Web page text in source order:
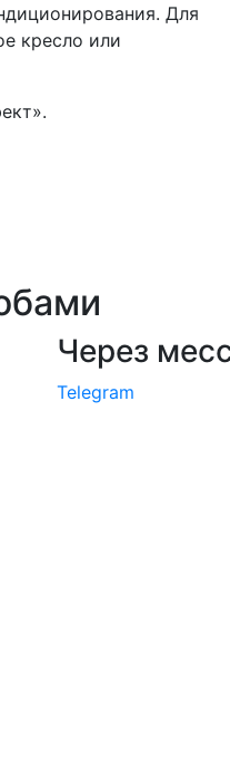
Для
кресло или
Через
Telegram